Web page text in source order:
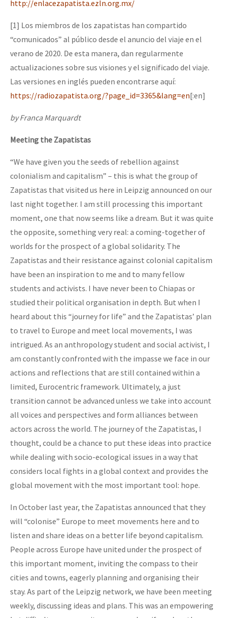
http://enlacezapatista.ezln.org.mx/
[1] Los miembros de los zapatistas han compartido
“comunicados” al público desde el anuncio del viaje en el
verano de 2020. De esta manera, dan regularmente
actualizaciones sobre sus visiones y el significado del viaje.
Las versiones en inglés pueden encontrarse aquí:
https://radiozapatista.org/?page_id=3365&lang=en[:en]
by Franca Marquardt
Meeting the Zapatistas
“We have given you the seeds of rebellion against
colonialism and capitalism” – this is what the group of
Zapatistas that visited us here in Leipzig announced on our
last night together. I am still processing this important
moment, one that now seems like a dream. But it was quite
the opposite, something very real: a coming-together of
worlds for the prospect of a global solidarity. The
Zapatistas and their resistance against colonial capitalism
have been an inspiration to me and to many fellow
students and activists. I have never been to Chiapas or
studied their political organisation in depth. But when I
heard about this “journey for life” and the Zapatistas’ plan
to travel to Europe and meet local movements, I was
intrigued. As an anthropology student and social activist, I
am constantly confronted with the impasse we face in our
actions and reflections that are still contained within a
limited, Eurocentric framework. Ultimately, a just
transition cannot be advanced unless we take into account
all voices and perspectives and form alliances between
actors across the world. The journey of the Zapatistas, I
thought, could be a chance to put these ideas into practice
while dealing with socio-ecological issues in a way that
considers local fights in a global context and provides the
global movement with the most important tool: hope.
In October last year, the Zapatistas announced that they
will “colonise” Europe to meet movements here and to
listen and share ideas on a better life beyond capitalism.
People across Europe have united under the prospect of
this important moment, inviting the compass to their
cities and towns, eagerly planning and organising their
stay. As part of the Leipzig network, we have been meeting
weekly, discussing ideas and plans. This was an empowering